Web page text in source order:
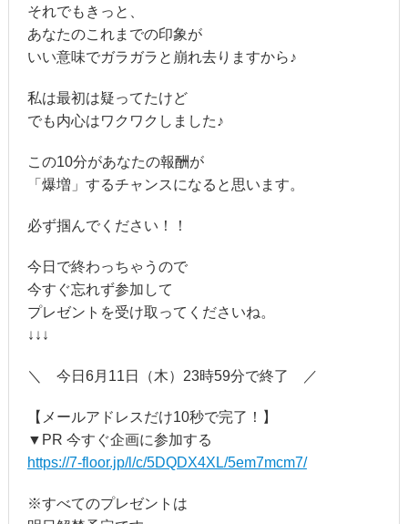
それでもきっと、
あなたのこれまでの印象が
いい意味でガラガラと崩れ去りますから♪
私は最初は疑ってたけど
でも内心はワクワクしました♪
この10分があなたの報酬が
「爆増」するチャンスになると思います。
必ず掴んでください！！
今日で終わっちゃうので
今すぐ忘れず参加して
プレゼントを受け取ってくださいね。
↓↓↓
＼ 今日6月11日（木）23時59分で終了 ／
【メールアドレスだけ10秒で完了！】
▼PR 今すぐ企画に参加する
https://7-floor.jp/l/c/5DQDX4XL/5em7mcm7/
※すべてのプレゼントは